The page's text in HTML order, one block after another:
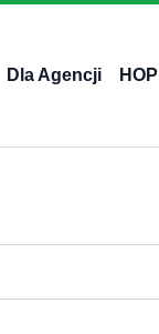
Dla Agencji HOP